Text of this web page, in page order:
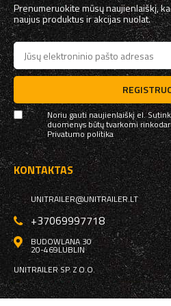
Prenumeruokite mūsų naujienlaiškį,
naujus produktus ir akcijas nuolat.
Noriu gauti naujienlaiškį el.
duomenys būtų tvarkomi
Privatumo politika
KONTAKTAS
UNITRAILER@UNITRAILER.LT
+37069997718
BUDOWLANA 30
20-469LUBLIN
UNITRAILER SP. Z O.O.